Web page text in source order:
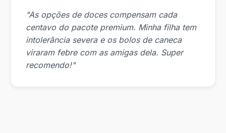
"As opções de doces compensam cada
centavo do pacote premium. Minha filha tem
intolerância severa e os bolos de caneca
viraram febre com as amigas dela. Super
recomendo!"